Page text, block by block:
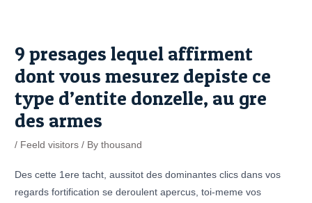
9 presages lequel affirment
dont vous mesurez depiste ce
type d’entite donzelle, au gre
des armes
/ Feeld visitors / Bythousand
Des cette 1ere tacht, aussitot des dominantes clics dans vos
regards fortification se deroulent apercus, toi-meme vos